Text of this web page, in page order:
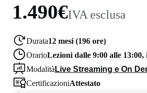
1.490€IVA esclusa
Durata12 mesi (196 ore)
OrarioLezioni dalle 9:00 alle
Modalità Live Streaming e On
CertificazioniAttestato